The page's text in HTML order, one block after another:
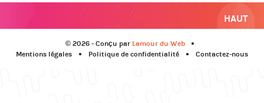
HAUT
© 2026 - Conçu par Lamour du Web
Mentions légales
Politique de confidentialité Contactez-nous